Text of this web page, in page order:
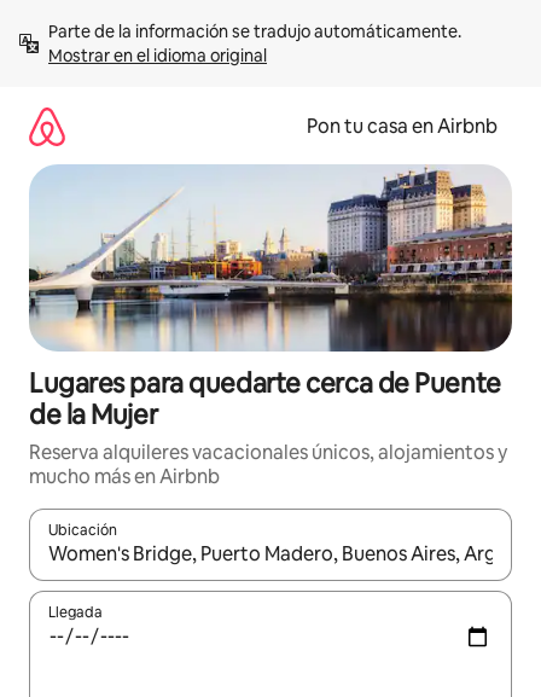
contenidoMostrar en el idioma original
Pon tu casa en Airbnb
Lugares para quedarte cerca de Puente
de la Mujer
Reserva alquileres vacacionales únicos, alojamientos y
mucho más en Airbnb
Ubicación
Cuando los resultados estén disponibles, navega con las
Llegada